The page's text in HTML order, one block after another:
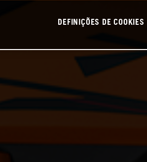
DEFINIÇÕES DE COOKIES